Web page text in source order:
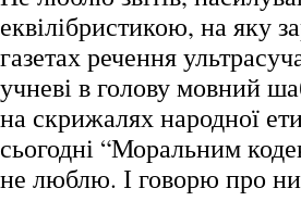
еквілібристикою, на яку
газетах речення
учневі в голову мовний
на скрижалях народної
сьогодні “Моральним
не люблю. І говорю про